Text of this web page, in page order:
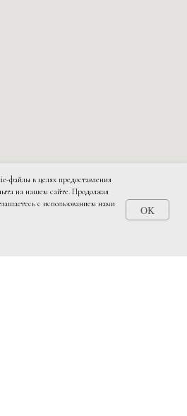
файлы в целях предоставления
на нашем сайте. Продолжая
с использованием нами
OK